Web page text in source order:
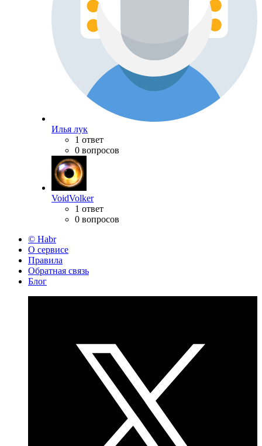
Илья лук
1 ответ
0 вопросов
VoidVolker
1 ответ
0 вопросов
© Habr
О сервисе
Правила
Обратная связь
Блог